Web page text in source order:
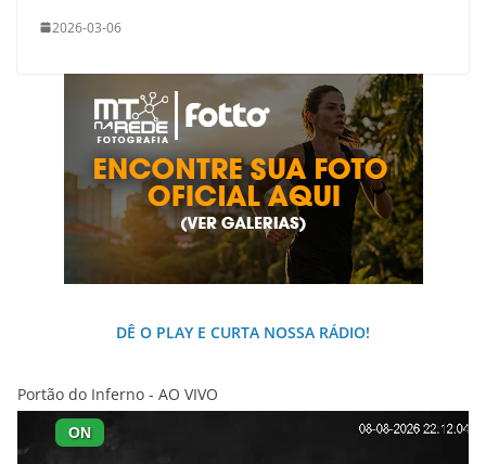
2026-03-06
DÊ O PLAY E CURTA NOSSA RÁDIO!
Portão do Inferno - AO VIVO